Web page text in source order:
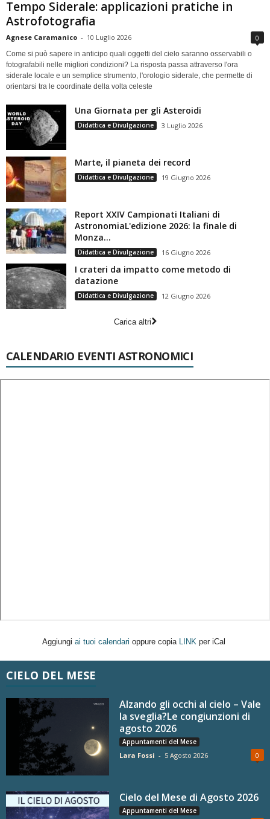
Tempo Siderale: applicazioni pratiche in
Astrofotografia
Agnese Caramanico - 10 Luglio 2026 0
Come si può sapere in anticipo quali oggetti del cielo saranno osservabili o
fotografabili nelle migliori condizioni? La risposta passa attraverso l'ora
siderale locale e un semplice strumento, l'orologio siderale, che permette di
orientarsi tra le coordinate della volta celeste
Una Giornata per gli Asteroidi
Didattica e Divulgazione 3 Luglio 2026
Marte, il pianeta dei record
Didattica e Divulgazione 19 Giugno 2026
Report XXIV Campionati Italiani di
AstronomiaL'edizione 2026: la finale di
Monza...
Didattica e Divulgazione 16 Giugno 2026
I crateri da impatto come metodo di
datazione
Didattica e Divulgazione 12 Giugno 2026
Carica altri
CALENDARIO EVENTI ASTRONOMICI
Aggiungi ai tuoi calendari oppure copia LINK per iCal
CIELO DEL MESE
Alzando gli occhi al cielo – Vale
la sveglia?Le congiunzioni di
agosto 2026
Appuntamenti del Mese
Lara Fossi - 5 Agosto 2026 0
Cielo del Mese di Agosto 2026
Appuntamenti del Mese